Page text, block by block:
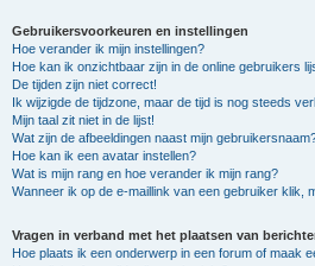
Gebruikersvoorkeuren en instellingen
Hoe verander ik mijn instellingen?
Hoe kan ik onzichtbaar zijn in de online gebruikers
De tijden zijn niet correct!
Ik wijzigde de tijdzone, maar de tijd is nog steeds
Mijn taal zit niet in de lijst!
Wat zijn de afbeeldingen naast mijn
Hoe kan ik een avatar instellen?
Wat is mijn rang en hoe verander ik mijn rang?
Wanneer ik op de e-maillink van een gebruiker klik,
Vragen in verband met het plaatsen van
Hoe plaats ik een onderwerp in een forum of maak